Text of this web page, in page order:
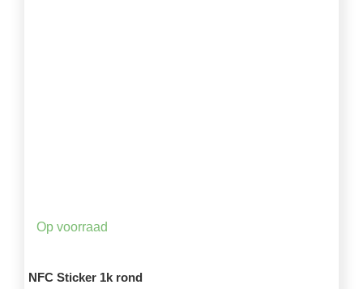
Op voorraad
NFC Sticker 1k rond